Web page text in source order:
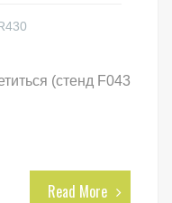
(стенд F043
Read More